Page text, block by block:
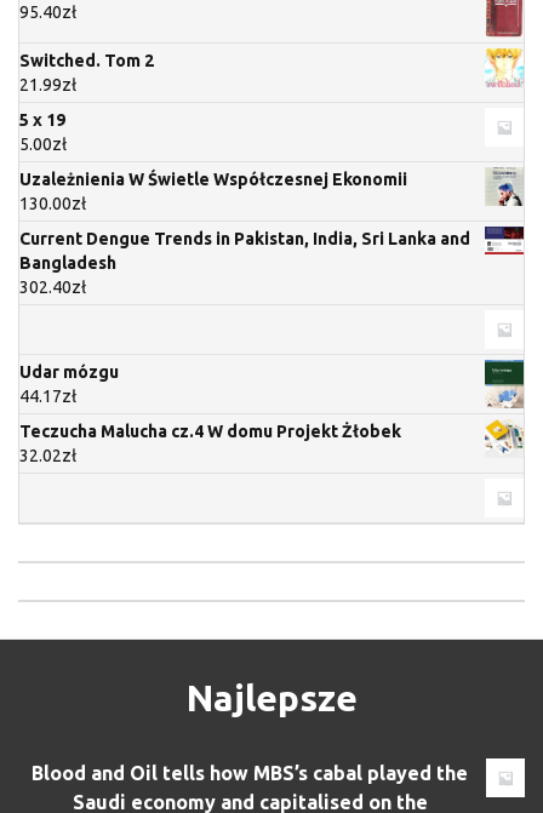
95.40zł
Switched. Tom 2
21.99zł
5 x 19
5.00zł
Uzależnienia W Świetle Współczesnej Ekonomii
130.00zł
Current Dengue Trends in Pakistan, India, Sri Lanka and
Bangladesh
302.40zł
Udar mózgu
44.17zł
Teczucha Malucha cz.4 W domu Projekt Żłobek
32.02zł
Najlepsze
Blood and Oil tells how MBS’s cabal played the
Saudi economy and capitalised on the